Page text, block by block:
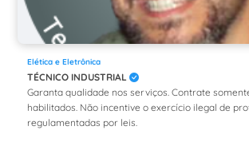
Elética e Eletrônica
TÉCNICO INDUSTRIAL
Garanta qualidade nos serviços. Contrate
habilitados. Não incentive o exercício ilegal de
regulamentadas por leis.